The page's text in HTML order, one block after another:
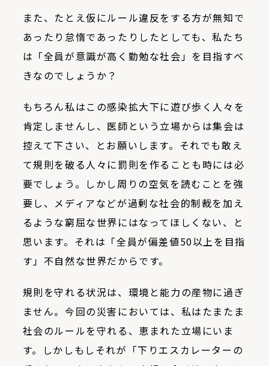
また、たとえ仮にルール違反をする方が無知で
あったり怠惰であったりしたとしても、私たち
は「全員が意識が高く勤勉な社会」を目指すべ
きなのでしょうか？
もちろん私はこの感染拡大下に遊び歩く人々を
肯定しませんし、医師という立場からは集会は
控えて下さい、とお願いします。それでも敢え
て規則を破る人々に罰則を作ることも時には必
要でしょう。しかし周りの空気を読むことを強
要し、メディアなどが過剰な社会的制裁を加え
るような窮屈な世界にはなってほしくない、と
思います。それは「全員が偏差値50以上を目指
す」不自然な世界だからです。
規則を守れる状況は、環境と能力の産物に過ぎ
ません。今回の災害においては、私はたまたま
社会のルールを守れる、恵まれた立場にいま
す。しかしもしそれが「下りエスカレーターの